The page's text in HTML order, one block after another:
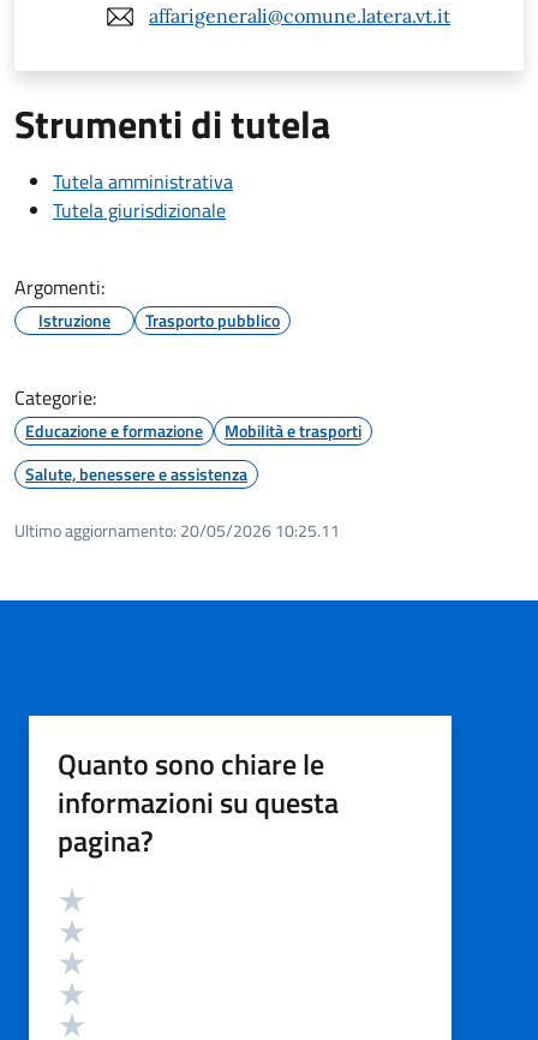
affarigenerali@comune.latera.vt.it
Strumenti di tutela
Tutela amministrativa
Tutela giurisdizionale
Argomenti:
Istruzione Trasporto pubblico
Categorie:
Educazione e formazione
Mobilità e trasporti
Salute, benessere e assistenza
Ultimo aggiornamento: 20/05/2026 10:25.11
Quanto sono chiare le
informazioni su questa
pagina?
Valutazione